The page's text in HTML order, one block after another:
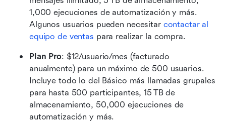
1,000 ejecuciones de automatización y más.
Algunos usuarios pueden necesitar contactar al
equipo de ventas para realizar la compra.
Plan Pro: $12/usuario/mes (facturado
anualmente) para un máximo de 500 usuarios.
Incluye todo lo del Básico más llamadas grupales
para hasta 500 participantes, 15 TB de
almacenamiento, 50,000 ejecuciones de
automatización y más.